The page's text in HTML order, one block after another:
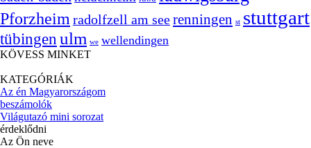
Pforzheim radolfzell am seerenningen st stuttgart
tübingen ulm we wellendingen
KÖVESS MINKET
KATEGÓRIÁK
Az én Magyarországom
beszámolók
Világutazó mini sorozat
érdeklődni
Az Ön neve